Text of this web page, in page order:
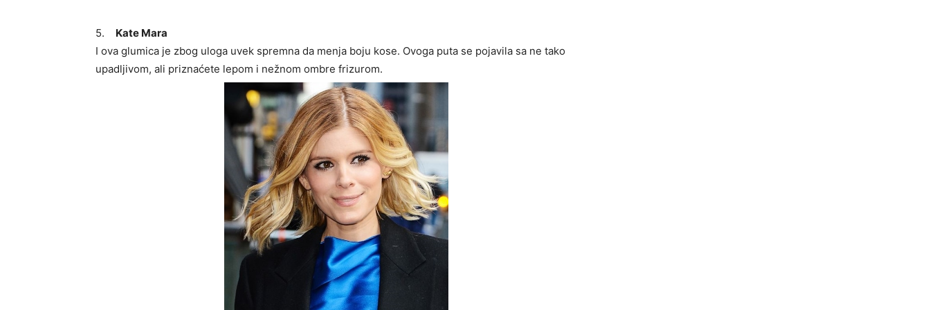
5. Kate Mara
I ova glumica je zbog uloga uvek spremna da menja boju kose. Ovoga puta se pojavila sa ne tako
upadljivom, ali priznaćete lepom i nežnom ombre frizurom.